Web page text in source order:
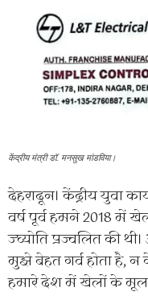
केंद्रीय मंत्री डॉ. मनसुख मांडविया।
देहरादून। केंद्रीय युवा
वर्ष पूर्व हमने 2018
ज्घ्योति प्रज्वलित की
मुझे बेहत गर्व होता है,
हमारे देश में खेलों के मूल